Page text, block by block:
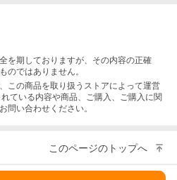
を期しておりますが、その内容の正確
のではありません。
この商品を取り扱うストアによって運営
ている内容や商品、ご購入 、ご購入に関
問い合わせください。
このページのトップへ